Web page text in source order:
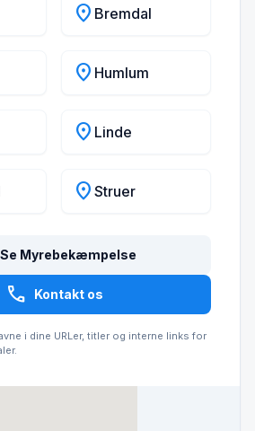
location_on Bremdal
location_on Humlum
location_on Linde
location_on Struer
Se Myrebekæmpelse
call Kontakt os
i dine URLer, titler og interne links for